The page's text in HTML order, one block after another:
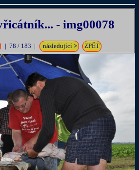
- img00078
| 78 / 183 | následující > ZPĚT